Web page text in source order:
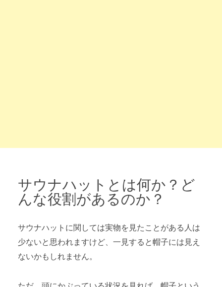
サウナハットとは何か？ど
んな役割があるのか？
サウナハットに関しては実物を見たことがある人は
少ないと思われますけど、一見すると帽子には見え
ないかもしれません。